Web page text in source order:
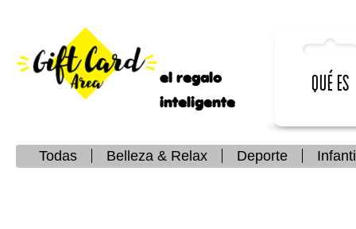
el regalo
inteligente
Qué es
Todas Belleza & Relax Deporte